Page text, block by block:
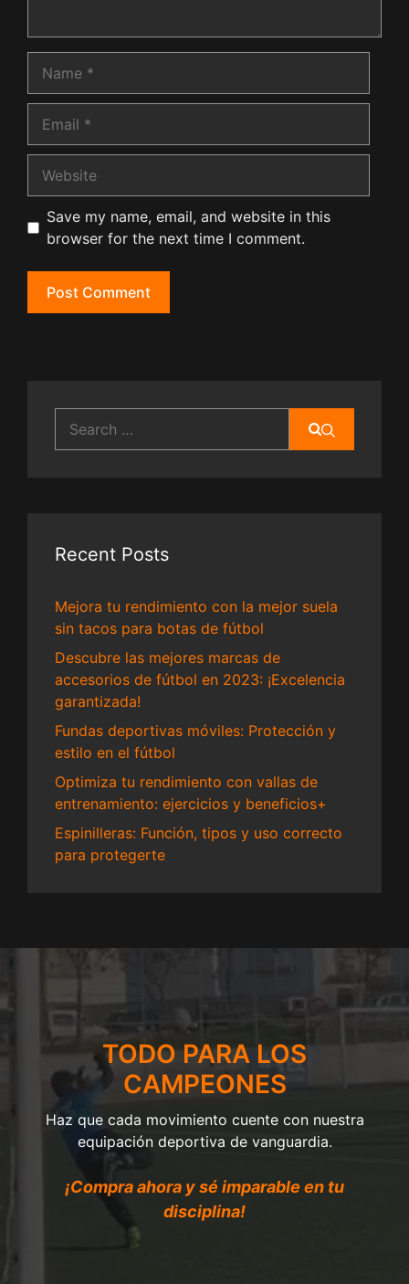
Save my name, email, and website in this
browser for the next time I comment.
for:
Recent Posts
Mejora tu rendimiento con la mejor suela
sin tacos para botas de fútbol
Descubre las mejores marcas de
accesorios de fútbol en 2023: ¡Excelencia
garantizada!
Fundas deportivas móviles: Protección y
estilo en el fútbol
Optimiza tu rendimiento con vallas de
entrenamiento: ejercicios y beneficios+
Espinilleras: Función, tipos y uso correcto
para protegerte
TODO PARA LOS
CAMPEONES
Haz que cada movimiento cuente con nuestra
equipación deportiva de vanguardia.
¡Compra ahora y sé imparable en tu
disciplina!